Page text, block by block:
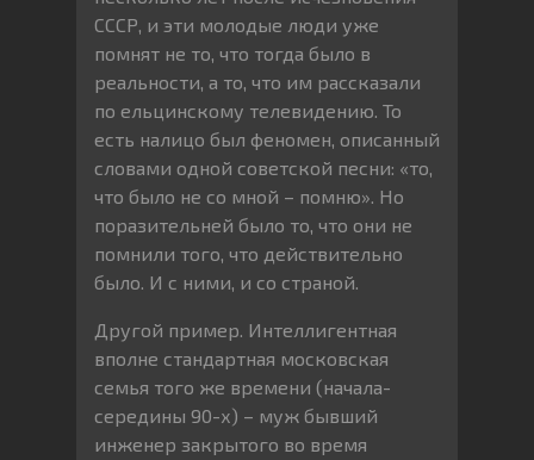
СССР, и эти молодые люди уже
помнят не то, что тогда было в
реальности, а то, что им рассказали
по ельцинскому телевидению. То
есть налицо был феномен, описанный
словами одной советской песни: «то,
что было не со мной – помню». Но
поразительней было то, что они не
помнили того, что действительно
было. И с ними, и со страной.
Другой пример. Интеллигентная
вполне стандартная московская
семья того же времени (начала-
середины 90-х) – муж бывший
инженер закрытого во время